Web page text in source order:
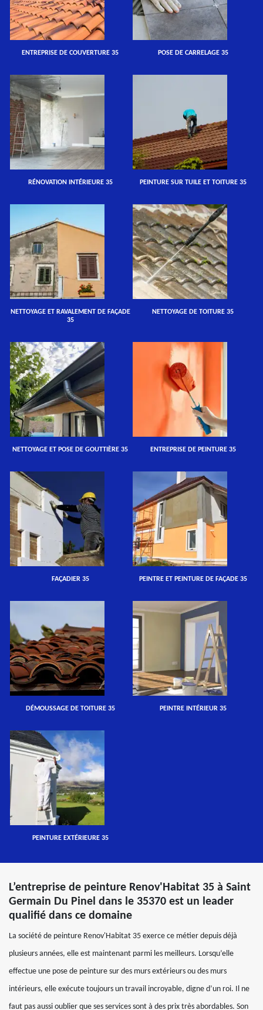
ENTREPRISE DE COUVERTURE 35 POSE DE CARRELAGE 35
RÉNOVATION INTÉRIEURE 35 PEINTURE SUR TUILE ET TOITURE 35
NETTOYAGE ET RAVALEMENT DE FAÇADE
35
NETTOYAGE DE TOITURE 35
NETTOYAGE ET POSE DE GOUTTIÈRE 35 ENTREPRISE DE PEINTURE 35
FAÇADIER 35 PEINTRE ET PEINTURE DE FAÇADE 35
DÉMOUSSAGE DE TOITURE 35 PEINTRE INTÉRIEUR 35
PEINTURE EXTÉRIEURE 35
L’entreprise de peinture Renov'Habitat 35 à Saint
Germain Du Pinel dans le 35370 est un leader
qualifié dans ce domaine
La société de peinture Renov'Habitat 35 exerce ce métier depuis déjà
plusieurs années, elle est maintenant parmi les meilleurs. Lorsqu’elle
effectue une pose de peinture sur des murs extérieurs ou des murs
intérieurs, elle exécute toujours un travail incroyable, digne d’un roi. Il ne
faut pas aussi oublier que ses services sont à des prix très abordables. Son